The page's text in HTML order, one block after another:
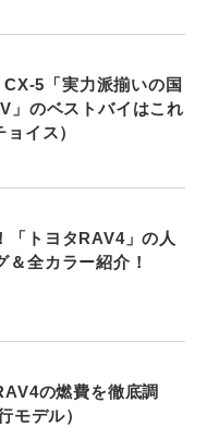
5「実力派揃いの国
」のベストバイはこれ
イス）
「トヨタRAV4」の人
＆全カラー紹介！
の燃費を徹底調
モデル）